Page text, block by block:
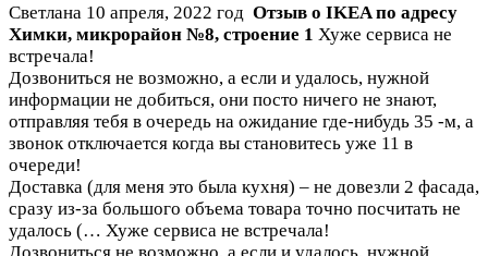
Светлана 10 апреля, 2022 год Отзыв о IKEA по адресу
Химки, микрорайон №8, строение 1 Хуже сервиса не
встречала!
Дозвониться не возможно, а если и удалось, нужной
информации не добиться, они посто ничего не знают,
отправляя тебя в очередь на ожидание где-нибудь 35 -м, а
звонок отключается когда вы становитесь уже 11 в
очереди!
Доставка (для меня это была кухня) – не довезли 2 фасада,
сразу из-за большого объема товара точно посчитать не
удалось (… Хуже сервиса не встречала!
Дозвониться не возможно, а если и удалось, нужной